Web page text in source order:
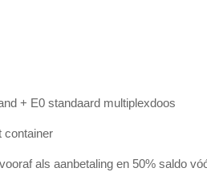
+ E0 standaard multiplexdoos
container
als aanbetaling en 50% saldo